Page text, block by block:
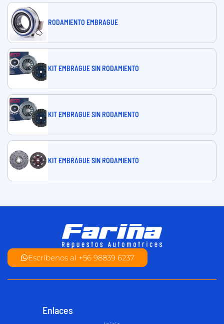
RODAMIENTO EMBRAGUE
KIT EMBRAGUE SIN RODAMIENTO
KIT EMBRAGUE SIN RODAMIENTO
KIT EMBRAGUE SIN RODAMIENTO
Escríbenos al +56 98839 6237
Enlaces